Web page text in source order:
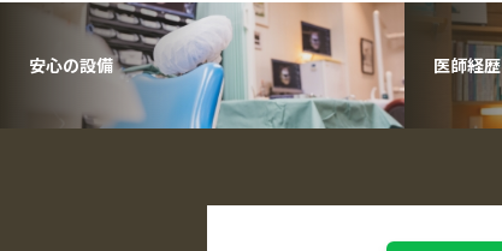
安心の設備 医師経歴